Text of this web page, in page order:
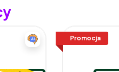
Promocja